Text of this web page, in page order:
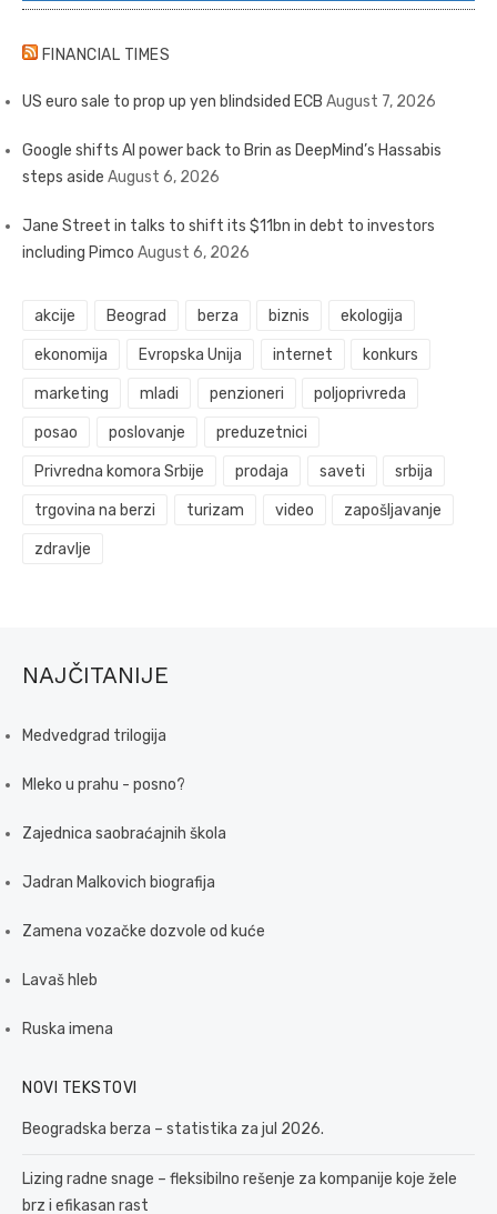
FINANCIAL TIMES
US euro sale to prop up yen blindsided ECB August 7, 2026
Google shifts AI power back to Brin as DeepMind’s Hassabis
steps aside August 6, 2026
Jane Street in talks to shift its $11bn in debt to investors
including Pimco August 6, 2026
akcije Beograd berza biznis ekologija
ekonomija Evropska Unija internet konkurs
marketing mladi penzioneri poljoprivreda
posao poslovanje preduzetnici
Privredna komora Srbije prodaja saveti srbija
trgovina na berzi turizam video zapošljavanje
zdravlje
NAJČITANIJE
Medvedgrad trilogija
Mleko u prahu - posno?
Zajednica saobraćajnih škola
Jadran Malkovich biografija
Zamena vozačke dozvole od kuće
Lavaš hleb
Ruska imena
NOVI TEKSTOVI
Beogradska berza – statistika za jul 2026.
Lizing radne snage – fleksibilno rešenje za kompanije koje žele
brz i efikasan rast